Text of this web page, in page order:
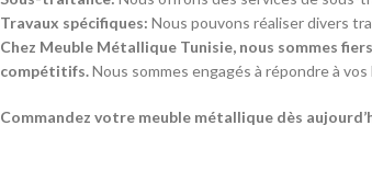
Travaux spécifiques: Nous pouvons réaliser divers
Chez Meuble Métallique Tunisie, nous sommes
compétitifs.Nous sommes engagés à répondre à
Commandez votre meuble métallique dès